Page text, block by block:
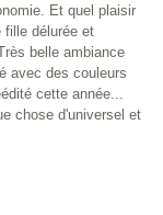
Et quel plaisir
délurée et
belle ambiance
avec des couleurs
cette année...
chose d'universel et